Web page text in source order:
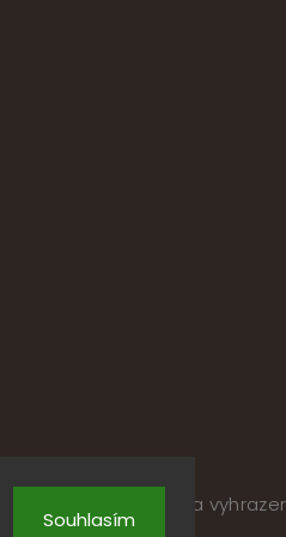
Souhlasím
. Všechna práva
cookies